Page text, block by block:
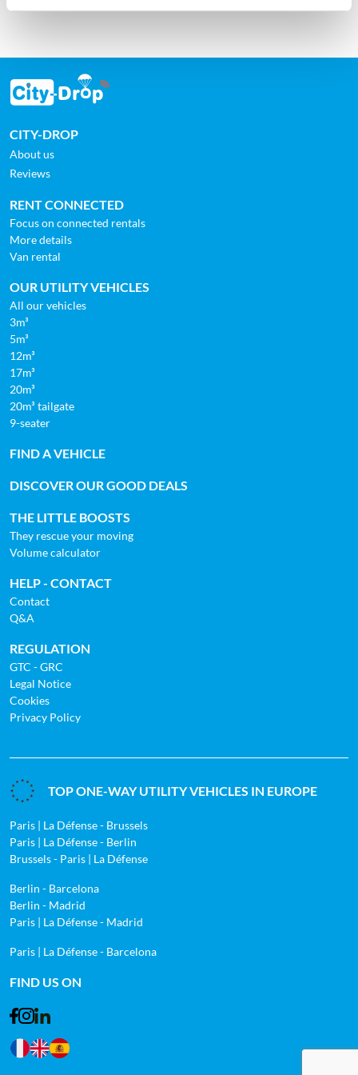
CITY-DROP
About us
Reviews
RENT CONNECTED
Focus on connected rentals
More details
Van rental
OUR UTILITY VEHICLES
All our vehicles
3m³
5m³
12m³
17m³
20m³
20m³ tailgate
9-seater
FIND A VEHICLE
DISCOVER OUR GOOD DEALS
THE LITTLE BOOSTS
They rescue your moving
Volume calculator
HELP - CONTACT
Contact
Q&A
REGULATION
GTC - GRC
Legal Notice
Cookies
Privacy Policy
TOP ONE-WAY UTILITY VEHICLES IN EUROPE
Paris | La Défense - Brussels
Paris | La Défense - Berlin
Brussels - Paris | La Défense
Berlin - Barcelona
Berlin - Madrid
Paris | La Défense - Madrid
Paris | La Défense - Barcelona
FIND US ON
Facebook
Instagram
LinkedIn
Langue : French
Langue : English
Langue : Spanish